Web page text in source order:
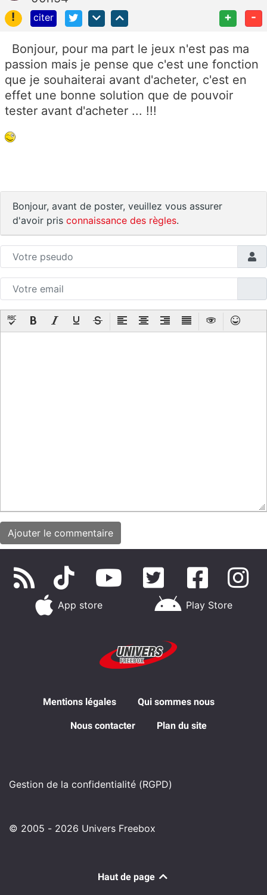
!
citer + -
Bonjour, pour ma part le jeux n'est pas ma
passion mais je pense que c'est une fonction
que je souhaiterai avant d'acheter, c'est en
effet une bonne solution que de pouvoir
tester avant d'acheter ... !!!
Bonjour, avant de poster, veuillez vous assurer
d'avoir pris connaissance des règles.
App store Play Store
Mentions légales Qui sommes nous
Nous contacter Plan du site
Gestion de la confidentialité (RGPD)
© 2005 - 2026 Univers Freebox
Haut de page